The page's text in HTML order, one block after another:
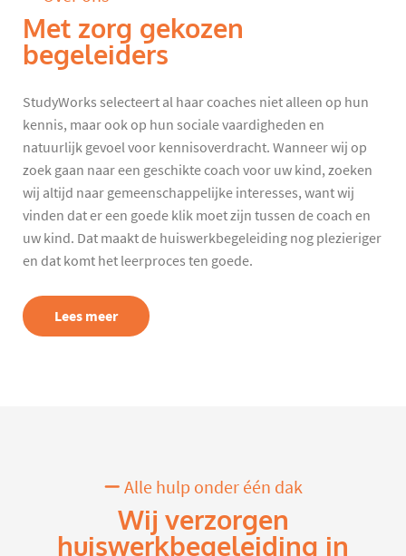
Met zorg gekozen
begeleiders
StudyWorks selecteert al haar coaches niet alleen op hun
kennis, maar ook op hun sociale vaardigheden en
natuurlijk gevoel voor kennisoverdracht. Wanneer wij op
zoek gaan naar een geschikte coach voor uw kind, zoeken
wij altijd naar gemeenschappelijke interesses, want wij
vinden dat er een goede klik moet zijn tussen de coach en
uw kind. Dat maakt de huiswerkbegeleiding nog plezieriger
en dat komt het leerproces ten goede.
Lees meer
Alle hulp onder één dak
Wij verzorgen
huiswerkbegeleiding in